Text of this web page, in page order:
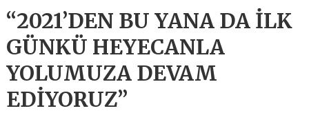
“2021’DEN BU YANA DA İLK
GÜNKÜ HEYECANLA
YOLUMUZA DEVAM
EDİYORUZ”